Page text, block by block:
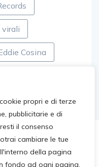
propri e di terze
pubblicitarie e di
il consenso
cambiare le tue
della pagina
fondo ad ogni pagina.
virali
Cosina